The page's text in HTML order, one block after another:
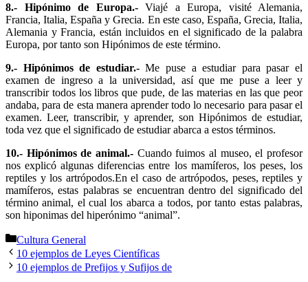
8.- Hipónimo de Europa.- Viajé a Europa, visité Alemania,
Francia, Italia, España y Grecia. En este caso, España, Grecia, Italia,
Alemania y Francia, están incluidos en el significado de la palabra
Europa, por tanto son Hipónimos de este término.
9.- Hipónimos de estudiar.-Me puse a estudiar para pasar el
examen de ingreso a la universidad, así que me puse a leer y
transcribir todos los libros que pude, de las materias en las que peor
andaba, para de esta manera aprender todo lo necesario para pasar el
examen. Leer, transcribir, y aprender, son Hipónimos de estudiar,
toda vez que el significado de estudiar abarca a estos términos.
10.- Hipónimos de animal.- Cuando fuimos al museo, el profesor
nos explicó algunas diferencias entre los mamíferos, los peses, los
reptiles y los artrópodos.En el caso de artrópodos, peses, reptiles y
mamíferos, estas palabras se encuentran dentro del significado del
término animal, el cual los abarca a todos, por tanto estas palabras,
son hiponimas del hiperónimo “animal”.
Categorías
Cultura General
10 ejemplos de Leyes Científicas
10 ejemplos de Prefijos y Sufijos de